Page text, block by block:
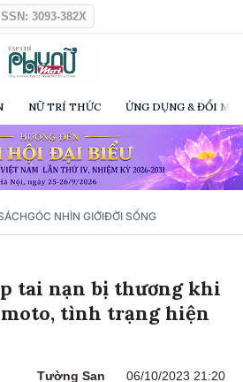
ISSN: 3093-382X
NỮ TRÍ THỨC ỨNG DỤNG & ĐỔI
GÓC NHÌN GIỚIĐỜI SỐNG
tai nạn bị thương khi
tình trạng hiện
Tường San 06/10/2023 21:20